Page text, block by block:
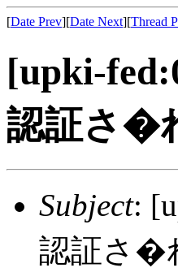
[Date Prev][Date Next][Thread
[upki-
認証さ�
Subject:
認証さ�